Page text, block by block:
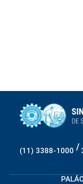
(11) 3388-1000 /